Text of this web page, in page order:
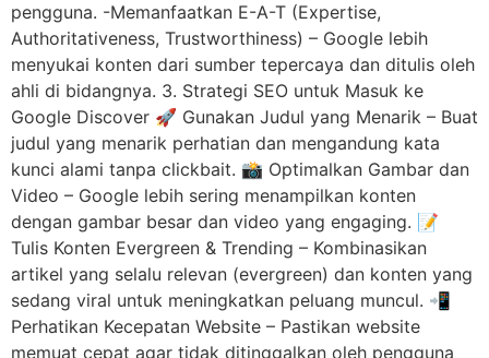
pengguna. -Memanfaatkan E-A-T (Expertise,
Authoritativeness, Trustworthiness) – Google lebih
menyukai konten dari sumber tepercaya dan ditulis oleh
ahli di bidangnya. 3. Strategi SEO untuk Masuk ke
Google Discover 🚀 Gunakan Judul yang Menarik – Buat
judul yang menarik perhatian dan mengandung kata
kunci alami tanpa clickbait. 📸 Optimalkan Gambar dan
Video – Google lebih sering menampilkan konten
dengan gambar besar dan video yang engaging. 📝
Tulis Konten Evergreen & Trending – Kombinasikan
artikel yang selalu relevan (evergreen) dan konten yang
sedang viral untuk meningkatkan peluang muncul. 📲
Perhatikan Kecepatan Website – Pastikan website
memuat cepat agar tidak ditinggalkan oleh pengguna